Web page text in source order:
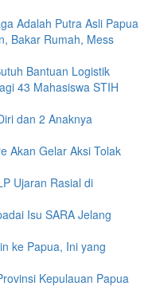
Adalah Putra Asli Papua
Bakar Rumah, Mess
Bantuan Logistik
43 Mahasiswa STIH
dan 2 Anaknya
Akan Gelar Aksi Tolak
Ujaran Rasial di
Isu SARA Jelang
ke Papua, Ini yang
Kepulauan Papua